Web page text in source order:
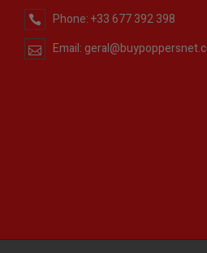
Phone:+33 677 392 398
Email: